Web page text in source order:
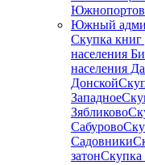
Южный
Скупка книг
населения
населения
Донской
Западное
Зябликово
Сабурово
Садовники
затонСкупка